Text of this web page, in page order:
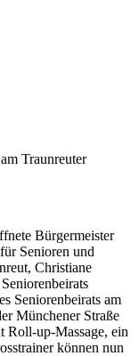
Traunreuter
Bürgermeister
Senioren und
Christiane
Seniorenbeirats am
Münchener Straße
Roll-up-Massage, ein
können nun